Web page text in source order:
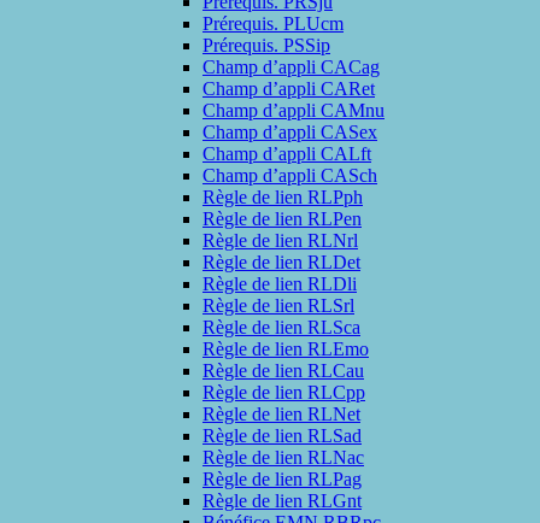
Prérequis. PLUcm
Prérequis. PSSip
Champ d’appli CACag
Champ d’appli CARet
Champ d’appli CAMnu
Champ d’appli CASex
Champ d’appli CALft
Champ d’appli CASch
Règle de lien RLPph
Règle de lien RLPen
Règle de lien RLNrl
Règle de lien RLDet
Règle de lien RLDli
Règle de lien RLSrl
Règle de lien RLSca
Règle de lien RLEmo
Règle de lien RLCau
Règle de lien RLCpp
Règle de lien RLNet
Règle de lien RLSad
Règle de lien RLNac
Règle de lien RLPag
Règle de lien RLGnt